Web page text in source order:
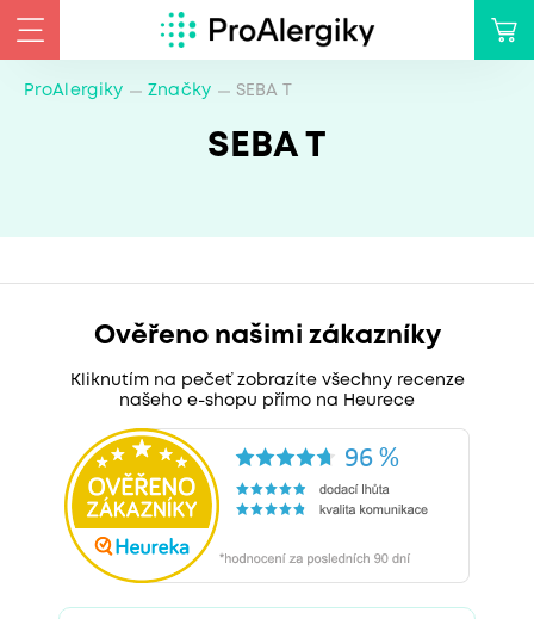
ProAlergiky Značky SEBA T
SEBA T
Ověřeno našimi zákazníky
Kliknutím na pečeť zobrazíte všechny recenze
našeho e-shopu přímo na Heurece